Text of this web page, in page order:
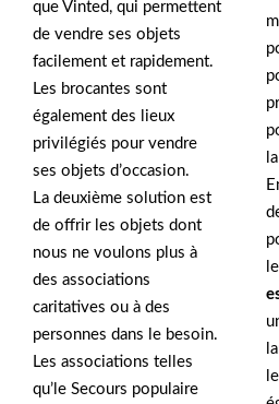
que Vinted, qui permettent
de vendre ses objets
facilement et rapidement.
Les brocantes sont
également des lieux
privilégiés pour vendre
ses objets d’occasion.
La deuxième solution est
de offrir les objets dont
nous ne voulons plus à
des associations
caritatives ou à des
personnes dans le besoin.
Les associations telles
qu’le Secours populaire